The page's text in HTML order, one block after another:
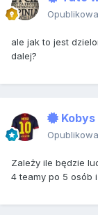
ale jak to jest
dalej?
Kobys
Zależy ile będzie
4 teamy po 5 osób